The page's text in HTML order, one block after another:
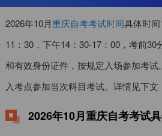
2026年10月重庆自考考试时间具体时
11：30，下午14：30-17：00，考前30
和有效身份证件，按规定入场参加考
入考点参加当次科目考试。详情见下文
2026年10月重庆自考考试